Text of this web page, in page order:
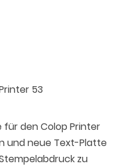
53
den Colop Printer
und neue Text-Platte
zu